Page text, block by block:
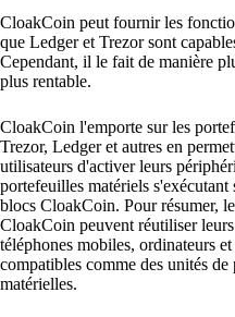
CloakCoin peut fournir les
que Ledger et Trezor sont
Cependant, il le fait de manière
plus rentable.
CloakCoin l'emporte sur les
Trezor, Ledger et autres en
utilisateurs d'activer leurs
portefeuilles matériels s'exécutant
blocs CloakCoin. Pour résumer,
CloakCoin peuvent réutiliser
téléphones mobiles, ordinateurs
compatibles comme des unités
matérielles.